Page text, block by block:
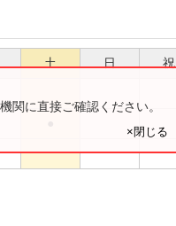
土 日 祝
関に直接ご確認ください。
×閉じる